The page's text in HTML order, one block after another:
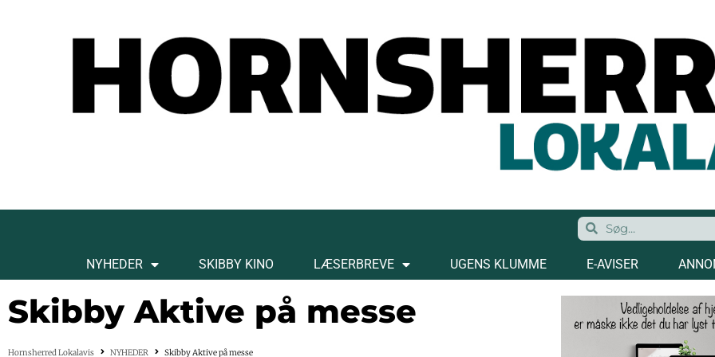
NYHEDER SKIBBY KINO LÆSERBREVE UGENS KLUMME E-AVISER
Skibby Aktive på messe
Hornsherred Lokalavis NYHEDER Skibby Aktive på messe